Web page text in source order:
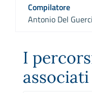
Compilatore
Antonio Del
I
associati